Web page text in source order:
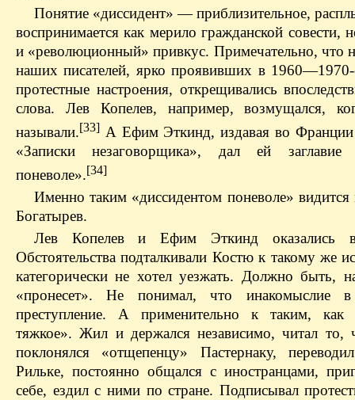
Понятие «диссидент» — приблизительное,
воспринимается как мерило гражданской совести,
и «революционный» привкус. Примечательно, что
наших писателей, ярко проявивших в
протестные настроения, открещивались
слова. Лев Копелев, например, возмущался,
называли.[33] А Ефим Эткинд, издавая во
«Записки незаговорщика», дал ей заглавие
поневоле».[34]
Именно таким «диссидентом поневоле»
Богатырев.
Лев Копелев и Ефим Эткинд оказались в
Обстоятельства подталкивали Костю к такому же
категорически не хотел уезжать. Должно быть,
«пронесет». Не понимал, что
преступление. А применительно к таким,
тяжкое». Жил и держался независимо, читал то,
поклонялся «отщепенцу» Пастернаку,
Рильке, постоянно общался с иностранцами,
себе, ездил с ними по стране. Подписывал